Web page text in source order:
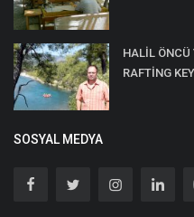
HALİL ÖNCÜ
RAFTİNG
SOSYAL MEDYA